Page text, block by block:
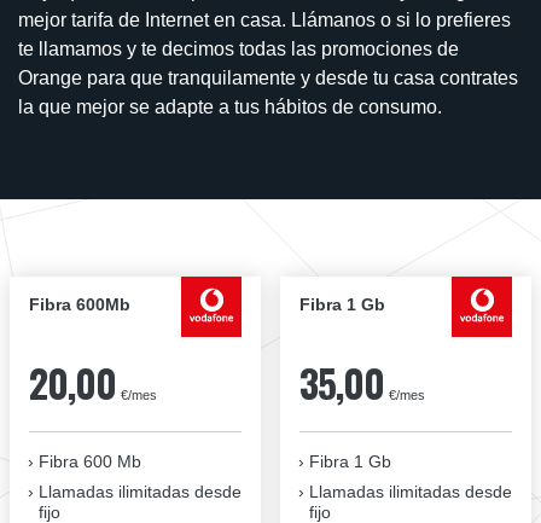
mejor tarifa de Internet en casa. Llámanos o si lo prefieres
te llamamos y te decimos todas las promociones de
Orange para que tranquilamente y desde tu casa contrates
la que mejor se adapte a tus hábitos de consumo.
Fibra 600Mb
20,00 €/mes
Fibra 600 Mb
Llamadas ilimitadas desde
fijo
Fibra 1 Gb
35,00 €/mes
Fibra 1 Gb
Llamadas ilimitadas desde
fijo